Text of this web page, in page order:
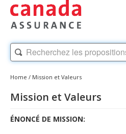
Home / Mission et Valeurs
Mission et Valeurs
ÉNONCÉ DE MISSION: